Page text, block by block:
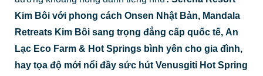
Kim Bôivới phong cách Onsen Nhật Bản, Mandala
Retreats Kim Bôisang trọng đẳng cấp quốc tế, An
Lạc Eco Farm & Hot Springsbình yên cho gia đình,
hay tọa độ mới nổi đầy sức hút Venusgiti Hot Spring